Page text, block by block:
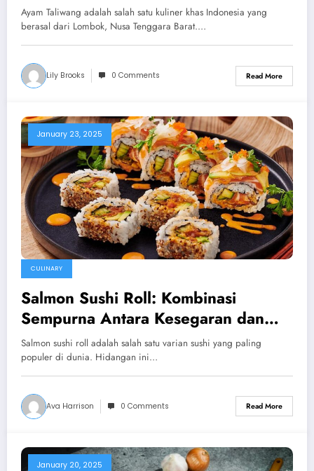
Ayam Taliwang adalah salah satu kuliner khas Indonesia yang
berasal dari Lombok, Nusa Tenggara Barat.…
Lily Brooks 0 Comments Read More
January 23, 2025
CULINARY
Salmon Sushi Roll: Kombinasi
Sempurna Antara Kesegaran dan
Kelezatan
Salmon sushi roll adalah salah satu varian sushi yang paling
populer di dunia. Hidangan ini…
Ava Harrison 0 Comments Read More
January 20, 2025